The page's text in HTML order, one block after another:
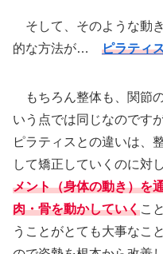
そして、そのような動
的な方法が… ピラティ
もちろん整体も、関節
いう点では同じなのです
ピラティスとの違いは、
して矯正していくのに対し
メント（身体の動き）を
肉・骨を動かしていくこ
うことがとても大事なこ